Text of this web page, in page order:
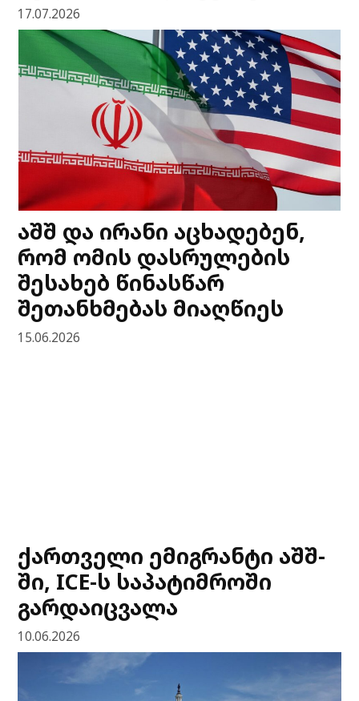
17.07.2026
აშშ და ირანი აცხადებენ,
რომ ომის დასრულების
შესახებ წინასწარ
შეთანხმებას მიაღწიეს
15.06.2026
ქართველი ემიგრანტი აშშ-
ში, ICE-ს საპატიმროში
გარდაიცვალა
10.06.2026